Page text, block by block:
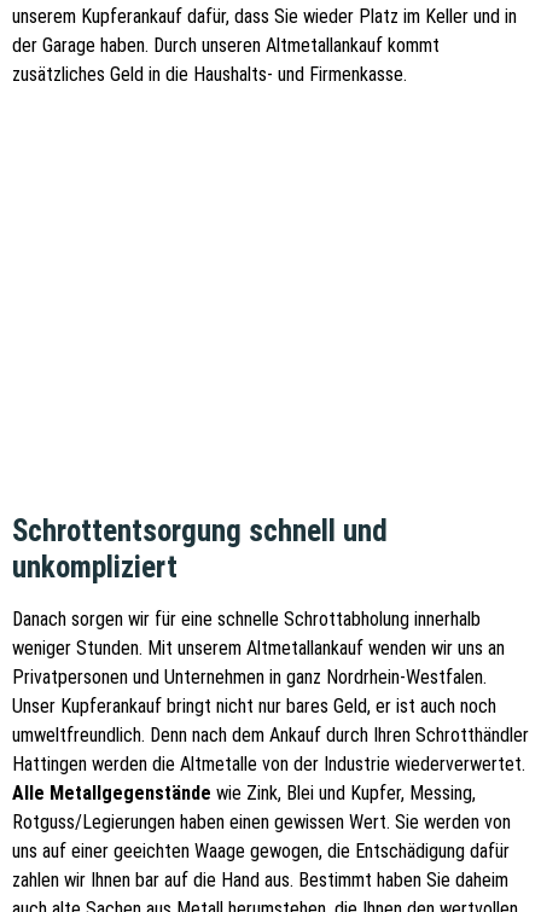
unserem Kupferankauf dafür, dass Sie wieder Platz im Keller und in
der Garage haben. Durch unseren Altmetallankauf kommt
zusätzliches Geld in die Haushalts- und Firmenkasse.
Schrottentsorgung schnell und
unkompliziert
Danach sorgen wir für eine schnelle Schrottabholung innerhalb
weniger Stunden. Mit unserem Altmetallankauf wenden wir uns an
Privatpersonen und Unternehmen in ganz Nordrhein-Westfalen.
Unser Kupferankauf bringt nicht nur bares Geld, er ist auch noch
umweltfreundlich. Denn nach dem Ankauf durch Ihren Schrotthändler
Hattingen werden die Altmetalle von der Industrie wiederverwertet.
Alle Metallgegenstände wie Zink, Blei und Kupfer, Messing,
Rotguss/Legierungen haben einen gewissen Wert. Sie werden von
uns auf einer geeichten Waage gewogen, die Entschädigung dafür
zahlen wir Ihnen bar auf die Hand aus. Bestimmt haben Sie daheim